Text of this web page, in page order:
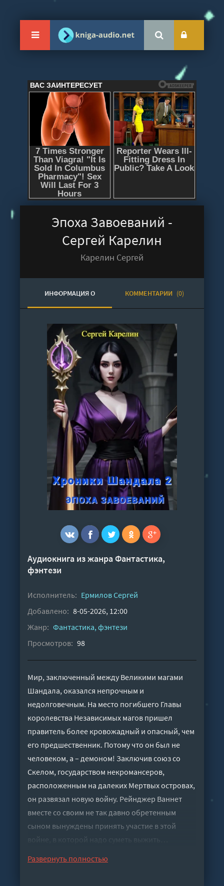
Эпоха Завоеваний -
Сергей Карелин
Карелин Сергей
ИНФОРМАЦИЯ О
АУДИОКНИГЕ
КОММЕНТАРИИ (0)
Аудиокнига из жанраФантастика,
фэнтези
Исполнитель: Ермилов Сергей
Добавлено: 8-05-2026, 12:00
Жанр: Фантастика, фэнтези
Просмотров: 98
Мир, заключенный между Великими магами
Шандала, оказался непрочным и
недолговечным. На место погибшего Главы
королевства Независимых магов пришел
правитель более кровожадный и опасный, чем
его предшественник. Потому что он был не
человеком, а – демоном! Заключив союз со
Скелом, государством некромансеров,
расположенным на далеких Мертвых островах,
он развязал новую войну. Рейнджер Ваннет
вместе со своим не так давно обретенным
сыном вынуждены принять участие в этой
войне, в которой надо суметь выжить…
Сергей Карелин" онлайн бесплатно без
Развернуть полностью